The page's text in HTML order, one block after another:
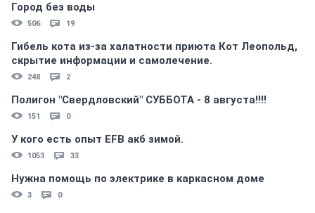
Город без воды
506 19
Гибель кота из-за халатности приюта Кот Леопольд,
скрытиe информации и самолечение.
248 2
Полигон "Свердловский" СУББОТА - 8 августа!!!!
151 0
У кого есть опыт EFB акб зимой.
1053 33
Нужна помощь по электрике в каркасном доме
3 0